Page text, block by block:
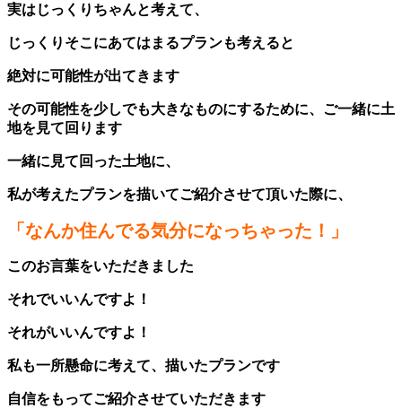
実はじっくりちゃんと考えて、
じっくりそこにあてはまるプランも考えると
絶対に可能性が出てきます
その可能性を少しでも大きなものにするために、ご一緒に土
地を見て回ります
一緒に見て回った土地に、
私が考えたプランを描いてご紹介させて頂いた際に、
「なんか住んでる気分になっちゃった！」
このお言葉をいただきました
それでいいんですよ！
それがいいんですよ！
私も一所懸命に考えて、描いたプランです
自信をもってご紹介させていただきます